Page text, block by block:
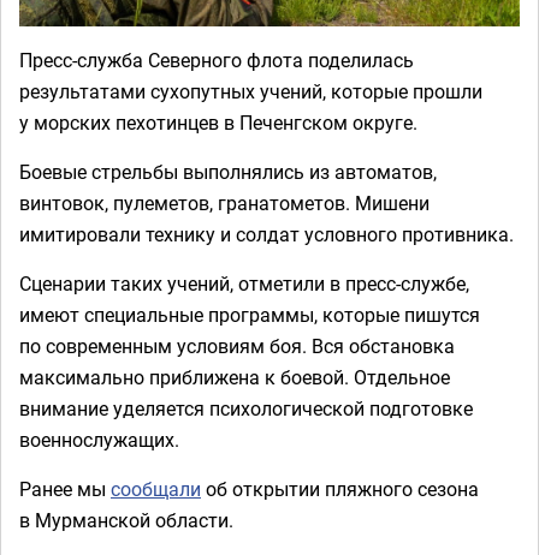
Пресс-служба Северного флота поделилась
результатами сухопутных учений, которые прошли
у морских пехотинцев в Печенгском округе.
Боевые стрельбы выполнялись из автоматов,
винтовок, пулеметов, гранатометов. Мишени
имитировали технику и солдат условного противника.
Сценарии таких учений, отметили в пресс-службе,
имеют специальные программы, которые пишутся
по современным условиям боя. Вся обстановка
максимально приближена к боевой. Отдельное
внимание уделяется психологической подготовке
военнослужащих.
Ранее мы сообщали об открытии пляжного сезона
в Мурманской области.